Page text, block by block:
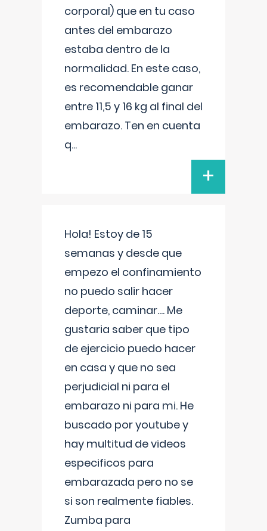
corporal) que en tu caso
antes del embarazo
estaba dentro de la
normalidad. En este caso,
es recomendable ganar
entre 11,5 y 16 kg al final del
embarazo. Ten en cuenta
q...
+
Hola! Estoy de 15
semanas y desde que
empezo el confinamiento
no puedo salir hacer
deporte, caminar.... Me
gustaria saber que tipo
de ejercicio puedo hacer
en casa y que no sea
perjudicial ni para el
embarazo ni para mi. He
buscado por youtube y
hay multitud de videos
especificos para
embarazada pero no se
si son realmente fiables.
Zumba para